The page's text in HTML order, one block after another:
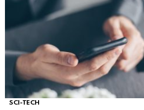
SCI-TECH